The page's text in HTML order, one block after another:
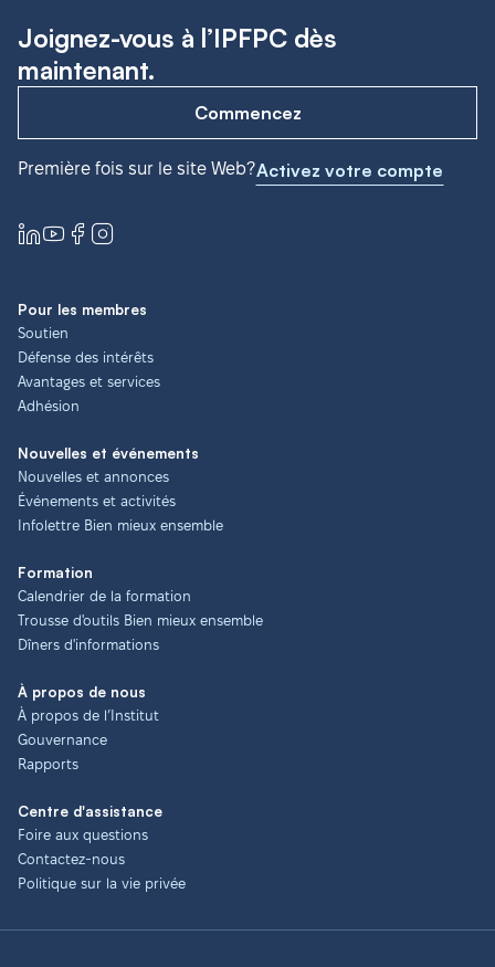
Joignez-vous à l’IPFPC dès
maintenant.
Commencez
Première fois sur le site Web?Activez votre compte
Pour les membres
Soutien
Défense des intérêts
Avantages et services
Adhésion
Nouvelles et événements
Nouvelles et annonces
Événements et activités
Infolettre Bien mieux ensemble
Formation
Calendrier de la formation
Trousse d'outils Bien mieux ensemble
Dîners d'informations
À propos de nous
À propos de l’Institut
Gouvernance
Rapports
Centre d'assistance
Foire aux questions
Contactez-nous
Politique sur la vie privée